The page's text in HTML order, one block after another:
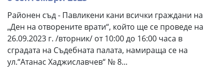
Районен съд - Павликени кани всички граждани на
„Ден на отворените врати“, който ще се проведе на
26.09.2023 г. /вторник/ от 10:00 до 16:00 часа в
сградата на Съдебната палата, намираща се на
ул.“Атанас Хаджиславчев“ № 8...